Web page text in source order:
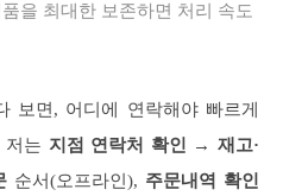
을 최대한 보존하면 처리 속도
보면, 어디에 연락해야 빠르게
저는 지점 연락처 확인 → 재고·
순서(오프라인), 주문내역 확인